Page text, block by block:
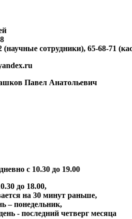
(научные сотрудники), 65-68-71
Павел Анатольевич
с 10.30 до 19.00
до 18.00,
на 30 минут раньше,
– понедельник,
- последний четверг месяца